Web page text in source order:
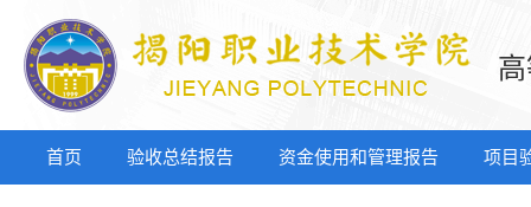
首页 验收总结报告 资金使用和管理报告 项目